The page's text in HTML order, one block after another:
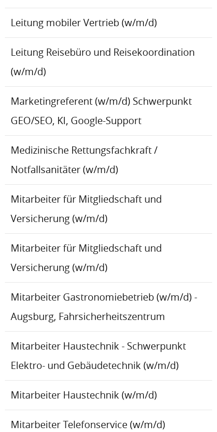
Leitung mobiler Vertrieb (w/m/d)
Leitung Reisebüro und Reisekoordination
(w/m/d)
Marketingreferent (w/m/d) Schwerpunkt
GEO/SEO, KI, Google-Support
Medizinische Rettungsfachkraft /
Notfallsanitäter (w/m/d)
Mitarbeiter für Mitgliedschaft und
Versicherung (w/m/d)
Mitarbeiter für Mitgliedschaft und
Versicherung (w/m/d)
Mitarbeiter Gastronomiebetrieb (w/m/d) -
Augsburg, Fahrsicherheitszentrum
Mitarbeiter Haustechnik - Schwerpunkt
Elektro- und Gebäudetechnik (w/m/d)
Mitarbeiter Haustechnik (w/m/d)
Mitarbeiter Telefonservice (w/m/d)